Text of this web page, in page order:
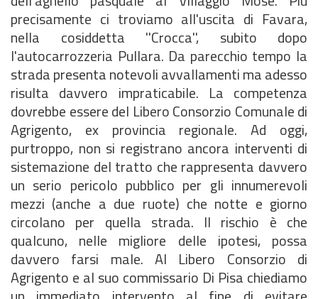
precisamente ci troviamo all'uscita di Favara,
nella cosiddetta ''Crocca'', subito dopo
l'autocarrozzeria Pullara. Da parecchio tempo la
strada presenta notevoli avvallamenti ma adesso
risulta davvero impraticabile. La competenza
dovrebbe essere del Libero Consorzio Comunale di
Agrigento, ex provincia regionale. Ad oggi,
purtroppo, non si registrano ancora interventi di
sistemazione del tratto che rappresenta davvero
un serio pericolo pubblico per gli innumerevoli
mezzi (anche a due ruote) che notte e giorno
circolano per quella strada. Il rischio è che
qualcuno, nelle migliore delle ipotesi, possa
davvero farsi male. Al Libero Consorzio di
Agrigento e al suo commissario Di Pisa chiediamo